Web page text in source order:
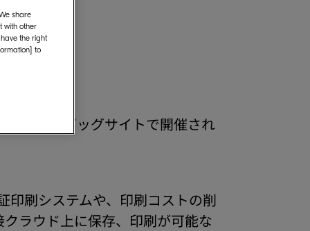
に東京ビッグサイトで開催され
印刷システムや、印刷コストの削
ラウド上に保存、印刷が可能な
share
with other
the right
to